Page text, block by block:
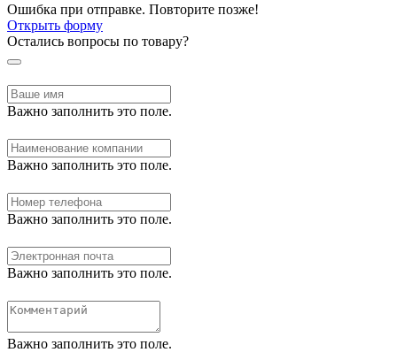
Ошибка при отправке. Повторите позже!
Открыть форму
Остались вопросы по товару?
Важно заполнить это поле.
Важно заполнить это поле.
Важно заполнить это поле.
Важно заполнить это поле.
Важно заполнить это поле.